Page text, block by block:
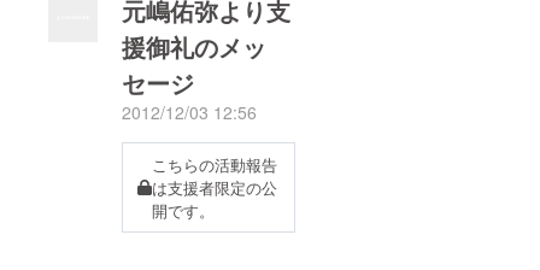
を行います。発送が予
定より遅くなってしま
い申し訳ありませんで
した。到着までもうし
ばらくお待ち下さい。
とりあえず、今回の
プロジェクトはここま
でで一旦終了となりま
元嶋佑弥より支
援御礼のメッ
セージ
2012/12/03 12:56
こちらの活動報告
は支援者限定の公
開です。